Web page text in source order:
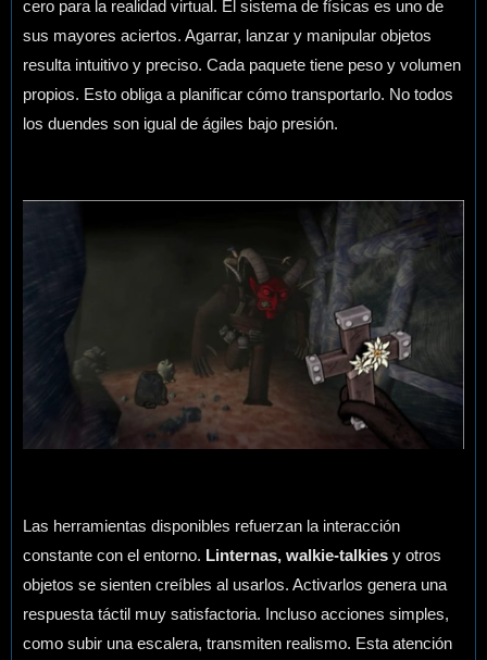
cero para la realidad virtual. El sistema de físicas es uno de
sus mayores aciertos. Agarrar, lanzar y manipular objetos
resulta intuitivo y preciso. Cada paquete tiene peso y volumen
propios. Esto obliga a planificar cómo transportarlo. No todos
los duendes son igual de ágiles bajo presión.
Las herramientas disponibles refuerzan la interacción
constante con el entorno. Linternas, walkie-talkies y otros
objetos se sienten creíbles al usarlos. Activarlos genera una
respuesta táctil muy satisfactoria. Incluso acciones simples,
como subir una escalera, transmiten realismo. Esta atención